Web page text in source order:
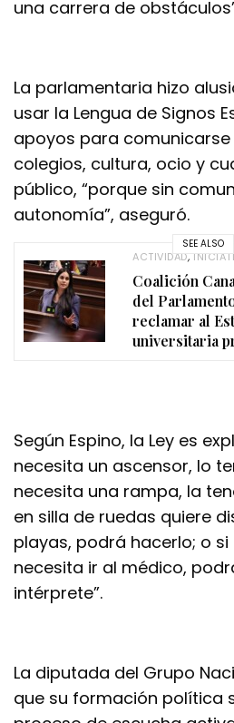
una carrera de
La parlamentaria hizo
usar la Lengua de Signos
apoyos para comunicarse
colegios, cultura, ocio y
público, “porque sin
autonomía”, aseguró.
SEE ALSO
ACTIVIDAD,
Coalición
del
reclamar al
universitaria
Según Espino, la Ley es
necesita un ascensor, lo
necesita una rampa, la
en silla de ruedas quiere
playas, podrá hacerlo; o
necesita ir al médico,
intérprete”.
La diputada del Grupo
que su formación política